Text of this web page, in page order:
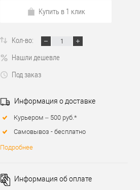
Купить в 1 клик
Кол-во:
Нашли дешевле
Под заказ
Информация о доставке
Курьером – 500 руб.*
Самовывоз - бесплатно
Подробнее
Информация об оплате